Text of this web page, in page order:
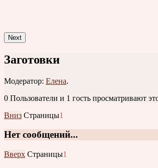
Next
Заготовки
Модератор: Елена.
0 Пользователи и 1 гость просматривают
Вниз Страницы1
Нет сообщений...
Вверх Страницы1